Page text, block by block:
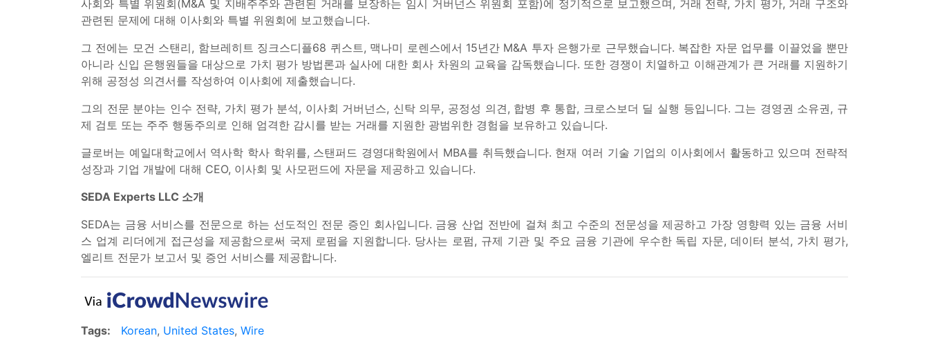
사회와 특별 위원회(M&A 및 지배주주와 관련된 거래를 보장하는 임시 거버넌스 위원회 포함)에 정기적으로 보고했으며, 거래 전략, 가치 평가, 거래 구조와
관련된 문제에 대해 이사회와 특별 위원회에 보고했습니다.
그 전에는 모건 스탠리, 함브레히트 징크스디플68 퀴스트, 맥나미 로렌스에서 15년간 M&A 투자 은행가로 근무했습니다. 복잡한 자문 업무를 이끌었을 뿐만
아니라 신입 은행원들을 대상으로 가치 평가 방법론과 실사에 대한 회사 차원의 교육을 감독했습니다. 또한 경쟁이 치열하고 이해관계가 큰 거래를 지원하기
위해 공정성 의견서를 작성하여 이사회에 제출했습니다.
그의 전문 분야는 인수 전략, 가치 평가 분석, 이사회 거버넌스, 신탁 의무, 공정성 의견, 합병 후 통합, 크로스보더 딜 실행 등입니다. 그는 경영권 소유권, 규
제 검토 또는 주주 행동주의로 인해 엄격한 감시를 받는 거래를 지원한 광범위한 경험을 보유하고 있습니다.
글로버는 예일대학교에서 역사학 학사 학위를, 스탠퍼드 경영대학원에서 MBA를 취득했습니다. 현재 여러 기술 기업의 이사회에서 활동하고 있으며 전략적
성장과 기업 개발에 대해 CEO, 이사회 및 사모펀드에 자문을 제공하고 있습니다.
SEDA Experts LLC 소개
SEDA는 금융 서비스를 전문으로 하는 선도적인 전문 증인 회사입니다. 금융 산업 전반에 걸쳐 최고 수준의 전문성을 제공하고 가장 영향력 있는 금융 서비
스 업계 리더에게 접근성을 제공함으로써 국제 로펌을 지원합니다. 당사는 로펌, 규제 기관 및 주요 금융 기관에 우수한 독립 자문, 데이터 분석, 가치 평가,
엘리트 전문가 보고서 및 증언 서비스를 제공합니다.
Tags: Korean, United States, Wire